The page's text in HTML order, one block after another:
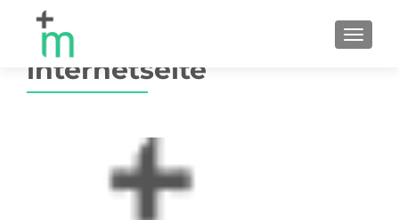
MENU
internetseite